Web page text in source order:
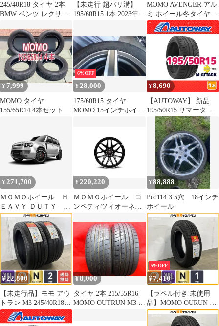
245/40R18 タイヤ 2本
BMW ベンツ レクサス
【未走行 超バリ溝】
195/60R15 1本 2023年製
C27 セレナ E13 ノート
フロンクス プジョー
2008
MOMO AVENGER アル
ミ ホイール冬タイヤセ
ット 245/45 R18
¥7,999
MOMO タイヤ
155/65R14 4本セット
6%OFF
¥ 28,000
175/60R15 タイヤ
MOMO 15インチホイー
¥8,690
【AUTOWAY】 新品
195/50R15 サマータイ
ヤ MOMO Tires M-
ATTACK 15インチ １本
売り 夏タイヤ オートウ
ェイ
¥ 271,700
ＭＯＭＯホイール Ｈ
ＥＡＶＹ ＤＵＴＹ ２
０インチ ４本
¥ 220,220
ＭＯＭＯホイール コ
ンペティツィオーネ
¥88,888
Pcd114.3 5穴 18インチ
ホイール
¥22,800
【未走行品】モモ アウ
トラン M3 245/40R18 2
本セット スカイライン
GTR RX-8 GRカローラ
¥8,000
タイヤ 2本 215/55R16
MOMO OUTRUN M3 溝
5%OFF
¥7,410
【ラベル付き 未使用
品】MOMO OURUN M2
モモ アウトラン
215/65R16 1本 アルファ